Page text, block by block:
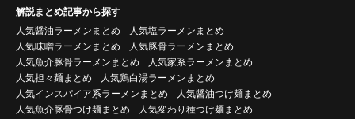
解説まとめ記事から探す
人気醤油ラーメンまとめ
人気塩ラーメンまとめ
人気味噌ラーメンまとめ
人気豚骨ラーメンまとめ
人気魚介豚骨ラーメンまとめ
人気家系ラーメンまとめ
人気担々麺まとめ
人気鶏白湯ラーメンまとめ
人気インスパイア系ラーメンまとめ
人気醤油つけ麺まとめ
人気魚介豚骨つけ麺まとめ
人気変わり種つけ麺まとめ